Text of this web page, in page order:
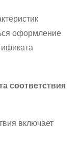
оформление
соответствия
включает